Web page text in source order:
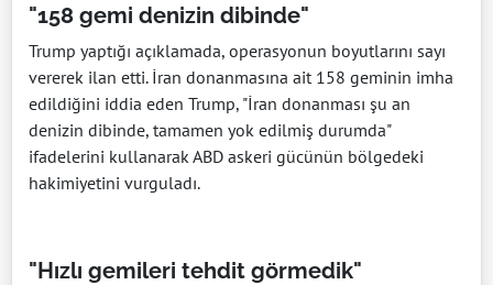
"158 gemi denizin dibinde"
Trump yaptığı açıklamada, operasyonun boyutlarını sayı
vererek ilan etti. İran donanmasına ait 158 geminin imha
edildiğini iddia eden Trump, "İran donanması şu an
denizin dibinde, tamamen yok edilmiş durumda"
ifadelerini kullanarak ABD askeri gücünün bölgedeki
hakimiyetini vurguladı.
"Hızlı gemileri tehdit görmedik"